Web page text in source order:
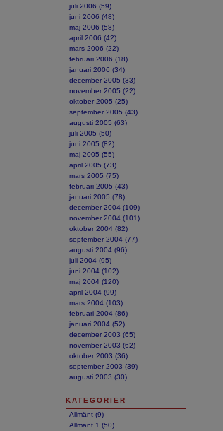
juli 2006 (59)
juni 2006 (48)
maj 2006 (58)
april 2006 (42)
mars 2006 (22)
februari 2006 (18)
januari 2006 (34)
december 2005 (33)
november 2005 (22)
oktober 2005 (25)
september 2005 (43)
augusti 2005 (63)
juli 2005 (50)
juni 2005 (82)
maj 2005 (55)
april 2005 (73)
mars 2005 (75)
februari 2005 (43)
januari 2005 (78)
december 2004 (109)
november 2004 (101)
oktober 2004 (82)
september 2004 (77)
augusti 2004 (96)
juli 2004 (95)
juni 2004 (102)
maj 2004 (120)
april 2004 (99)
mars 2004 (103)
februari 2004 (86)
januari 2004 (52)
december 2003 (65)
november 2003 (62)
oktober 2003 (36)
september 2003 (39)
augusti 2003 (30)
KATEGORIER
Allmänt (9)
Allmänt 1 (50)